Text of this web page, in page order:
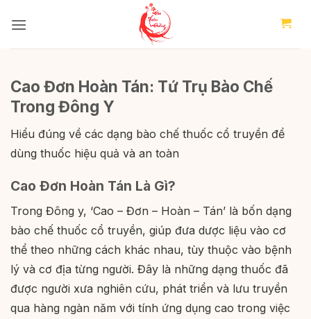
qua
Cao Đơn Hoàn Tán: Tứ Trụ Bào Chế
Trong Đông Y
Hiểu đúng về các dạng bào chế thuốc cổ truyền để
dùng thuốc hiệu quả và an toàn
Cao Đơn Hoàn Tán Là Gì?
Trong Đông y, ‘Cao – Đơn – Hoàn – Tán’ là bốn dạng
bào chế thuốc cổ truyền, giúp đưa dược liệu vào cơ
thể theo những cách khác nhau, tùy thuộc vào bệnh
lý và cơ địa từng người. Đây là những dạng thuốc đã
được người xưa nghiên cứu, phát triển và lưu truyền
qua hàng ngàn năm với tính ứng dụng cao trong việc